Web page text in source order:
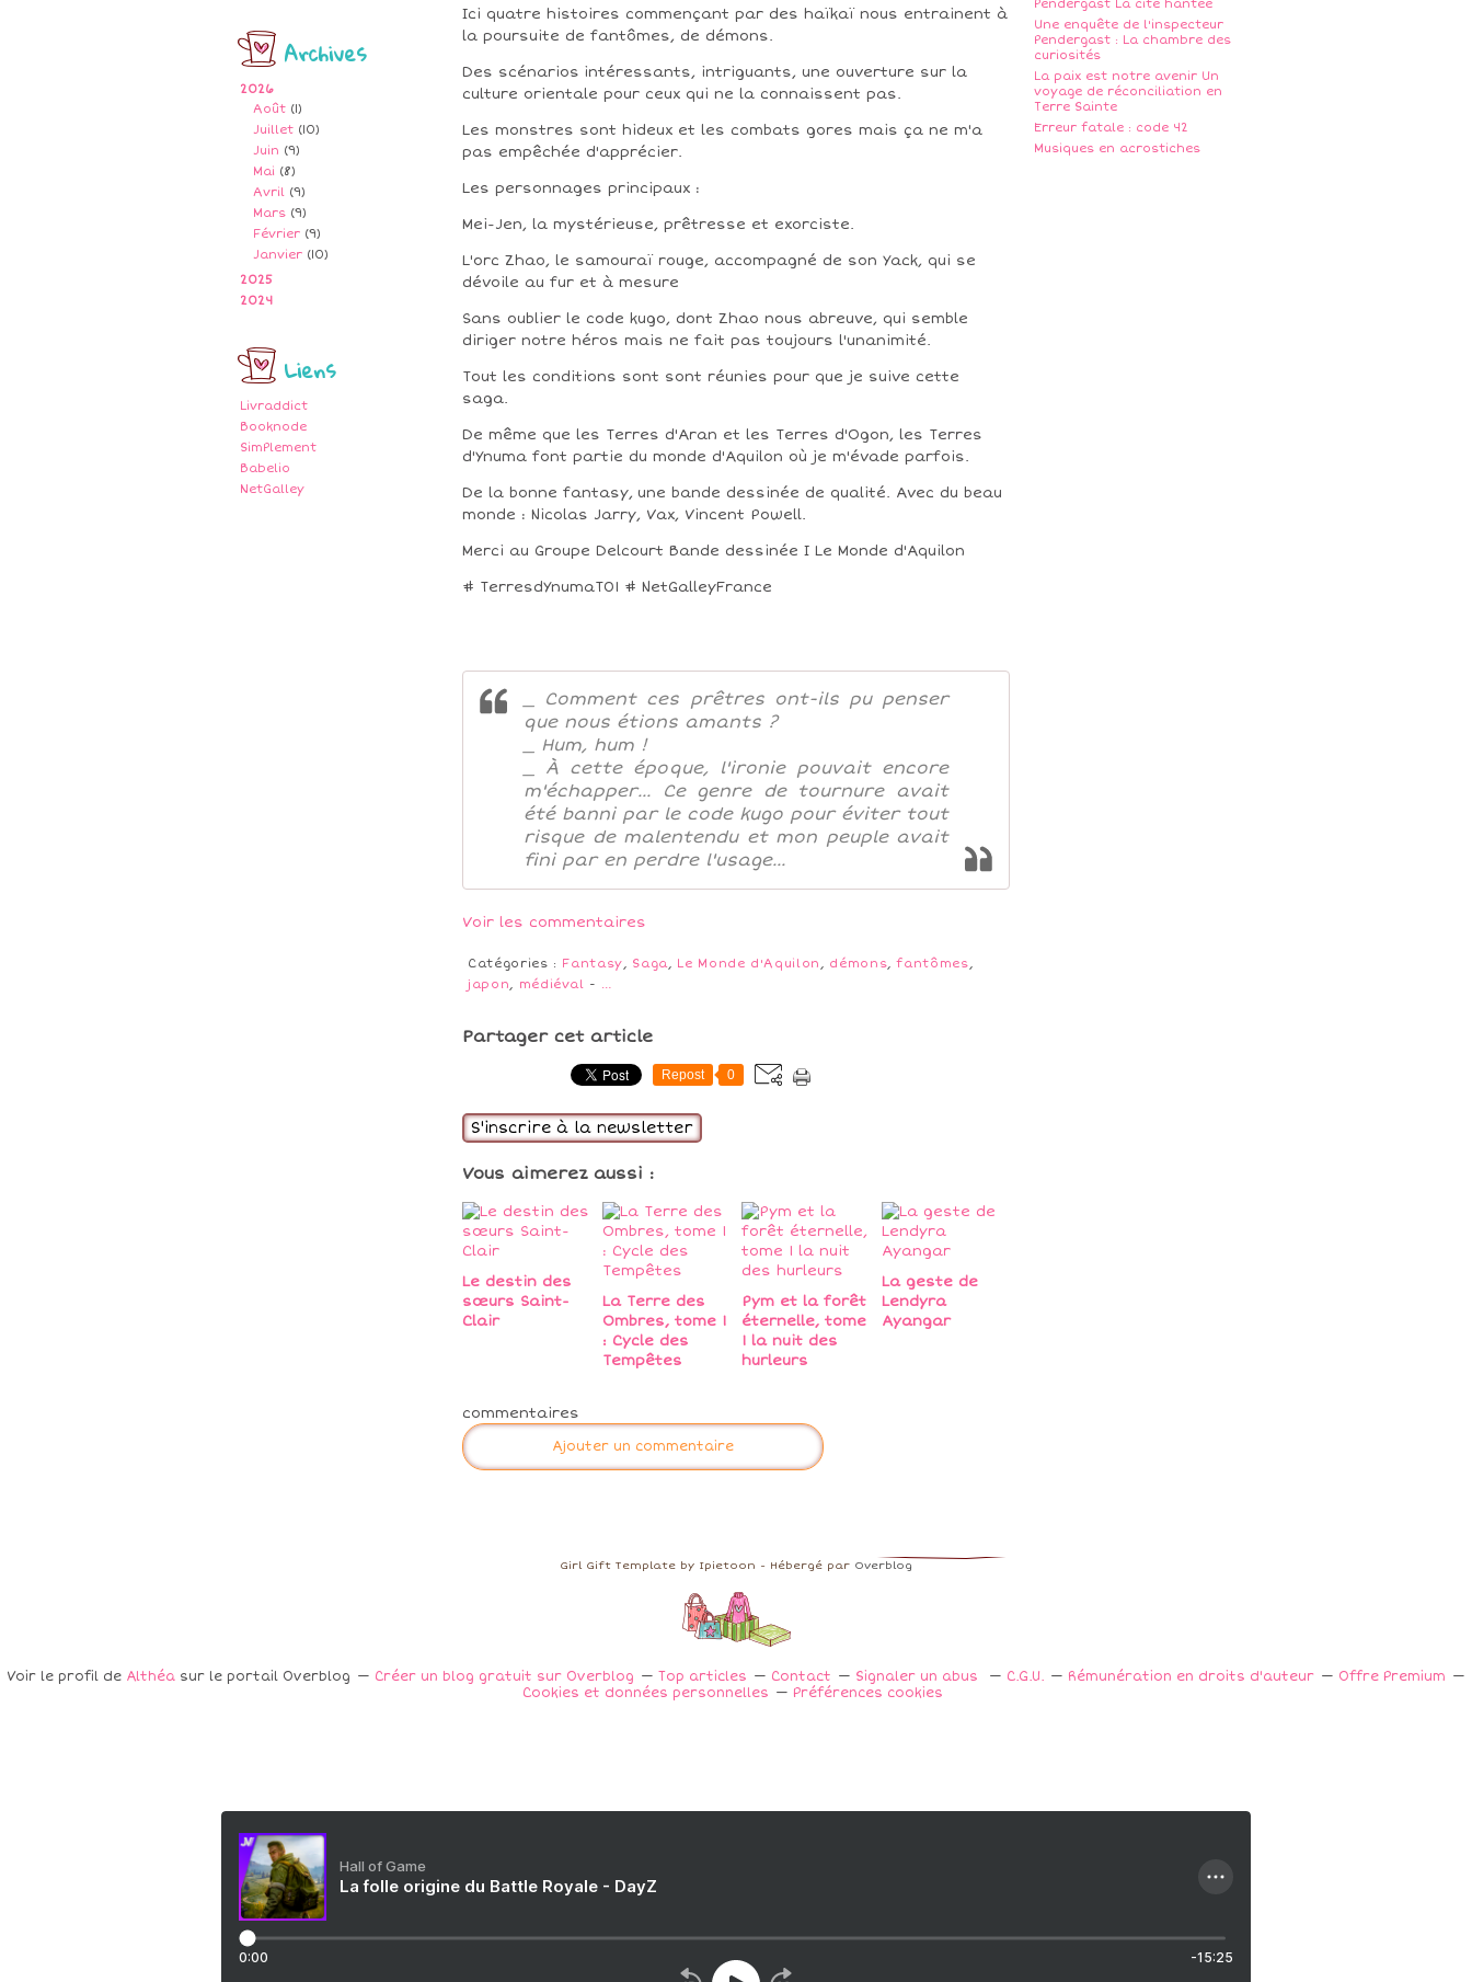
Archives
2026
Août (1)
Juillet (10)
Juin (9)
Mai (8)
Avril (9)
Mars (9)
Février (9)
Janvier (10)
2025
2024
Liens
Livraddict
Booknode
SimPlement
Babelio
NetGalley
Pendergast La cité hantée
Une enquête de l'inspecteur
Pendergast : La chambre des
curiosités
La paix est notre avenir Un
voyage de réconciliation en
Terre Sainte
Erreur fatale : code 42
Musiques en acrostiches
Ici quatre histoires commençant par des haïkaï nous entrainent à
la poursuite de fantômes, de démons.
Des scénarios intéressants, intriguants, une ouverture sur la
culture orientale pour ceux qui ne la connaissent pas.
Les monstres sont hideux et les combats gores mais ça ne m'a
pas empêchée d'apprécier.
Les personnages principaux :
Mei-Jen, la mystérieuse, prêtresse et exorciste.
L'orc Zhao, le samouraï rouge, accompagné de son Yack, qui se
dévoile au fur et à mesure
Sans oublier le code kugo, dont Zhao nous abreuve, qui semble
diriger notre héros mais ne fait pas toujours l'unanimité.
Tout les conditions sont sont réunies pour que je suive cette
saga.
De même que les Terres d'Aran et les Terres d'Ogon, les Terres
d'Ynuma font partie du monde d'Aquilon où je m'évade parfois.
De la bonne fantasy, une bande dessinée de qualité. Avec du beau
monde : Nicolas Jarry, Vax, Vincent Powell.
Merci au Groupe Delcourt Bande dessinée I Le Monde d'Aquilon
# TerresdYnumaT01 # NetGalleyFrance
_ Comment ces prêtres ont-ils pu penser
que nous étions amants ?
_ Hum, hum !
_ À cette époque, l'ironie pouvait encore
m'échapper... Ce genre de tournure avait
été banni par le code kugo pour éviter tout
risque de malentendu et mon peuple avait
fini par en perdre l'usage...
Voir les commentaires
Catégories : Fantasy, Saga, Le Monde d'Aquilon , démons,fantômes,
japon, médiéval - …
Partager cet article
Repost 0
S'inscrire à la newsletter
Vous aimerez aussi :
Le destin des
sœurs Saint-
Clair
La Terre des
Ombres, tome 1
: Cycle des
Tempêtes
Pym et la forêt
éternelle, tome
1 la nuit des
hurleurs
La geste de
Lendyra
Ayangar
commentaires
Ajouter un commentaire
Girl Gift Template by Ipietoon - Hébergé par Overblog
Voir le profil de Althéa sur le portail Overblog Créer un blog gratuit sur Overblog Top articles Contact Signaler un abus C.G.U. Rémunération en droits d'auteur
Offre Premium
Cookies et données personnelles
Préférences cookies
Hall of Game
La folle origine du Battle Royale - DayZ
0:00 -15:25